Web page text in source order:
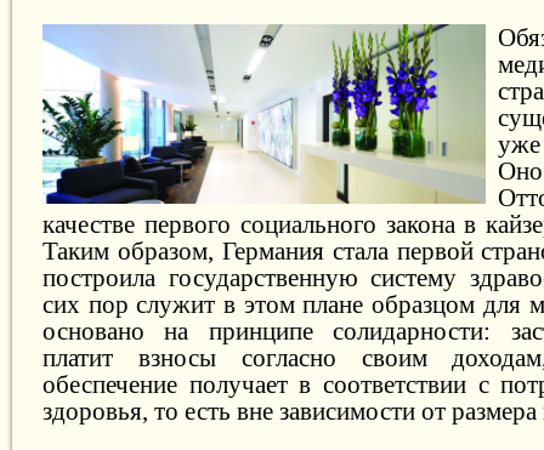
качестве первого социального закона в
Таким образом, Германия стала первой
построила государственную систему
сих пор служит в этом плане образцом для
основано на принципе солидарности:
платит взносы согласно своим
обеспечение получает в соответствии с
здоровья, то есть вне зависимости от размера